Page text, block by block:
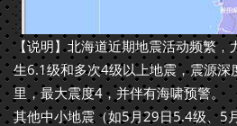
【说明】北海道近期地震活动频繁
生6.1级和多次4级以上地震，震源
里，最大震度4，并伴有海啸预警。
其他中小地震（如5月29日5.4级、5